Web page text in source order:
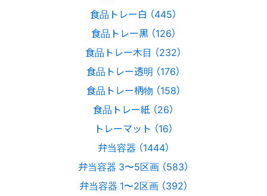
食品トレー白 （445）
食品トレー黒 （126）
食品トレー木目 （232）
食品トレー透明 （176）
食品トレー柄物 （158）
食品トレー紙 （26）
トレーマット （16）
弁当容器 （1444）
弁当容器 3〜5区画 （583）
弁当容器 1〜2区画 （392）